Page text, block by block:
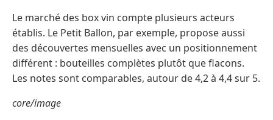
Le marché des box vin compte plusieurs acteurs
établis. Le Petit Ballon, par exemple, propose aussi
des découvertes mensuelles avec un positionnement
différent : bouteilles complètes plutôt que flacons.
Les notes sont comparables, autour de 4,2 à 4,4 sur 5.
core/image